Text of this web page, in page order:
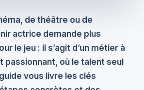
de théâtre ou de
actrice demande plus
le jeu : il s’agit d’un métier à
passionnant, où le talent seul
vous livre les clés